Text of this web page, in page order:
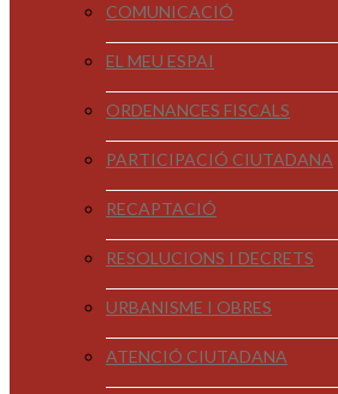
COMUNICACIÓ
EL MEU ESPAI
ORDENANCES FISCALS
PARTICIPACIÓ CIUTADANA
RECAPTACIÓ
RESOLUCIONS I DECRETS
URBANISME I OBRES
ATENCIÓ CIUTADANA